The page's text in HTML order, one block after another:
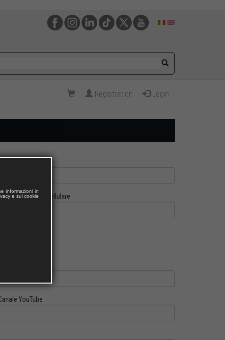
Registration Login
Cellulare
YouTube
informazioni in
e sui cookie